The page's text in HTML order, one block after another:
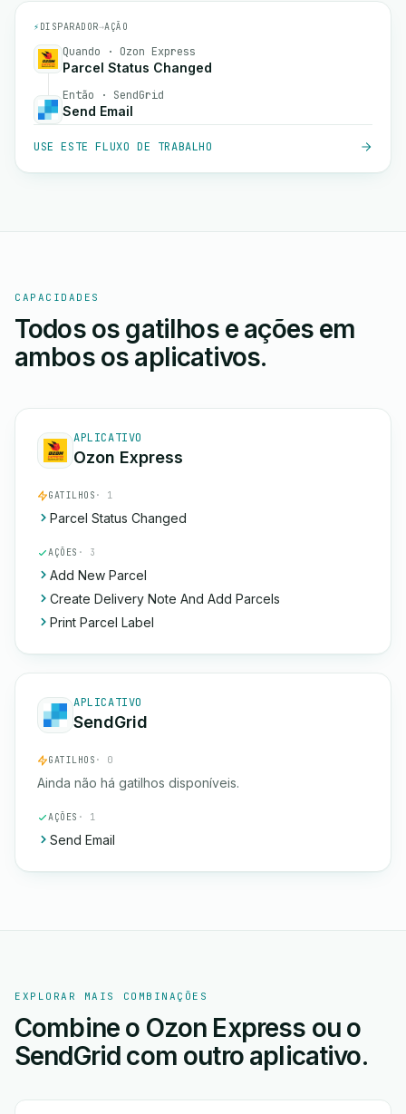
⚡ DISPARADOR→AÇÃO
Quando · Ozon Express
Parcel Status Changed
Então · SendGrid
Send Email
USE ESTE FLUXO DE TRABALHO
CAPACIDADES
Todos os gatilhos e ações em
ambos os aplicativos.
APLICATIVO
Ozon Express
GATILHOS · 1
Parcel Status Changed
AÇÕES · 3
Add New Parcel
Create Delivery Note And Add Parcels
Print Parcel Label
APLICATIVO
SendGrid
GATILHOS · 0
Ainda não há gatilhos disponíveis.
AÇÕES · 1
Send Email
EXPLORAR MAIS COMBINAÇÕES
Combine o Ozon Express ou o
SendGrid com outro aplicativo.